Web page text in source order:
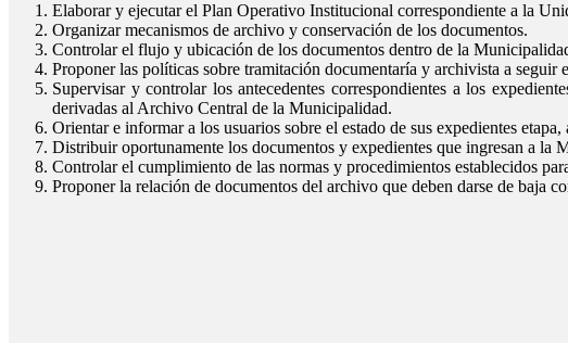
Elaborar y ejecutar el Plan Operativo Institucional correspondiente a la
Organizar mecanismos de archivo y conservación de los documentos.
Controlar el flujo y ubicación de los documentos dentro de la
Proponer las políticas sobre tramitación documentaría y archivista a seguir
Supervisar y controlar los antecedentes correspondientes a los
derivadas al Archivo Central de la Municipalidad.
Orientar e informar a los usuarios sobre el estado de sus expedientes
Distribuir oportunamente los documentos y expedientes que ingresan a la
Controlar el cumplimiento de las normas y procedimientos establecidos
Proponer la relación de documentos del archivo que deben darse de baja